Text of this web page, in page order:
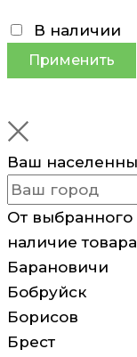
В наличии
Применить
Ваш
От выбранного
наличие товара
Барановичи
Бобруйск
Борисов
Брест